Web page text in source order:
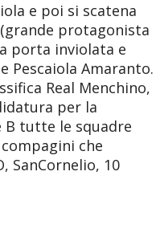
e poi si scatena
protagonista
porta inviolata e
Pescaiola Amaranto.
Real Menchino,
per la
B tutte le squadre
che
SanCornelio, 10